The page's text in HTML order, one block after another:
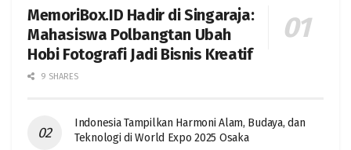
MemoriBox.ID Hadir di Singaraja:
Mahasiswa Polbangtan Ubah
Hobi Fotografi Jadi Bisnis Kreatif
9 SHARES
Indonesia Tampilkan Harmoni Alam, Budaya, dan
Teknologi di World Expo 2025 Osaka